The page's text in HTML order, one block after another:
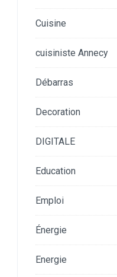
Cuisine
cuisiniste Annecy
Débarras
Decoration
DIGITALE
Education
Emploi
Énergie
Energie